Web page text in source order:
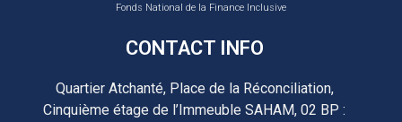
Fonds National de la Finance Inclusive
CONTACT INFO
Quartier Atchanté, Place de la Réconciliation,
Cinquième étage de l’Immeuble SAHAM, 02 BP :